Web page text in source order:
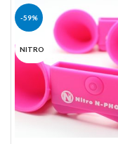
-59%
NITRO